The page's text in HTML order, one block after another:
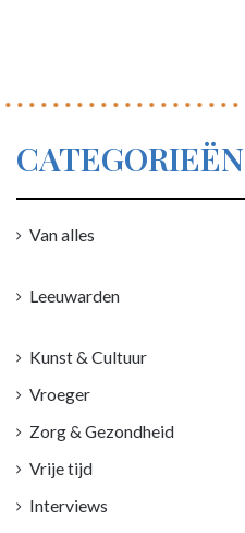
CATEGORIEËN
Van alles
Leeuwarden
Kunst & Cultuur
Vroeger
Zorg & Gezondheid
Vrije tijd
Interviews